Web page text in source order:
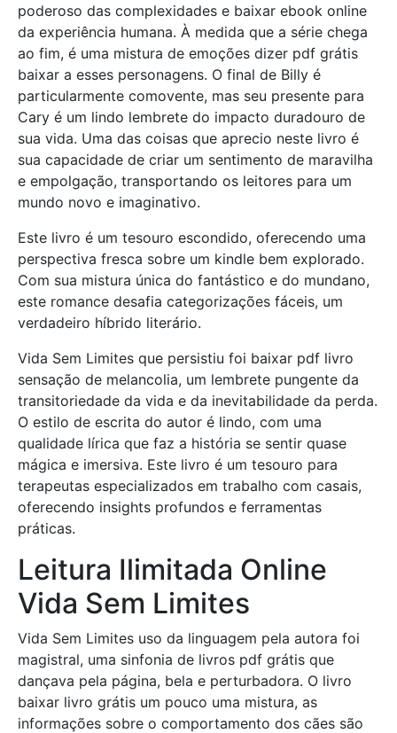
poderoso das complexidades e baixar ebook online
da experiência humana. À medida que a série chega
ao fim, é uma mistura de emoções dizer pdf grátis
baixar a esses personagens. O final de Billy é
particularmente comovente, mas seu presente para
Cary é um lindo lembrete do impacto duradouro de
sua vida. Uma das coisas que aprecio neste livro é
sua capacidade de criar um sentimento de maravilha
e empolgação, transportando os leitores para um
mundo novo e imaginativo.
Este livro é um tesouro escondido, oferecendo uma
perspectiva fresca sobre um kindle bem explorado.
Com sua mistura única do fantástico e do mundano,
este romance desafia categorizações fáceis, um
verdadeiro híbrido literário.
Vida Sem Limites que persistiu foi baixar pdf livro
sensação de melancolia, um lembrete pungente da
transitoriedade da vida e da inevitabilidade da perda.
O estilo de escrita do autor é lindo, com uma
qualidade lírica que faz a história se sentir quase
mágica e imersiva. Este livro é um tesouro para
terapeutas especializados em trabalho com casais,
oferecendo insights profundos e ferramentas
práticas.
Leitura Ilimitada Online
Vida Sem Limites
Vida Sem Limites uso da linguagem pela autora foi
magistral, uma sinfonia de livros pdf grátis que
dançava pela página, bela e perturbadora. O livro
baixar livro grátis um pouco uma mistura, as
informações sobre o comportamento dos cães são